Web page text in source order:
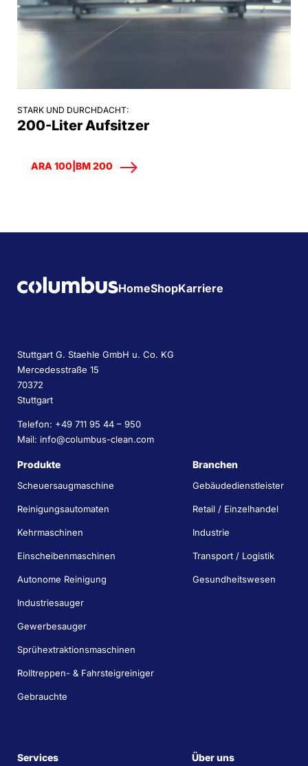
STARK UND DURCHDACHT:
200-Liter Aufsitzer
ARA 100|BM 200
HomeShopKarriere
Stuttgart G. Staehle GmbH u. Co. KG
Mercedesstraße 15
70372
Stuttgart
Telefon: +49 711 95 44 – 950
Mail: info@columbus-clean.com
Produkte
Scheuersaugmaschine
Reinigungsautomaten
Kehrmaschinen
Einscheibenmaschinen
Autonome Reinigung
Industriesauger
Gewerbesauger
Sprühextraktionsmaschinen
Rolltreppen- & Fahrsteigreiniger
Gebrauchte
Branchen
Gebäudedienstleister
Retail / Einzelhandel
Industrie
Transport / Logistik
Gesundheitswesen
Services Über uns